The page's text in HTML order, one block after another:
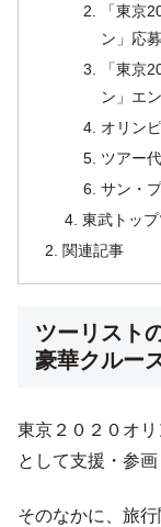
「東京
ン」応
「東京
ン」エ
オリン
ツアー
サン・
東武トッ
関連記事
ツーリスト
豪華クルー
東京２０２０オ
として支援・参画
そのなかに、旅